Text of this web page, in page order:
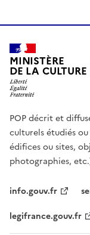
MINISTÈRE
DE LA CULTURE
POP décrit et
culturels étudiés
édifices ou sites,
photographies,
info.gouv.fr
legifrance.gouv.fr